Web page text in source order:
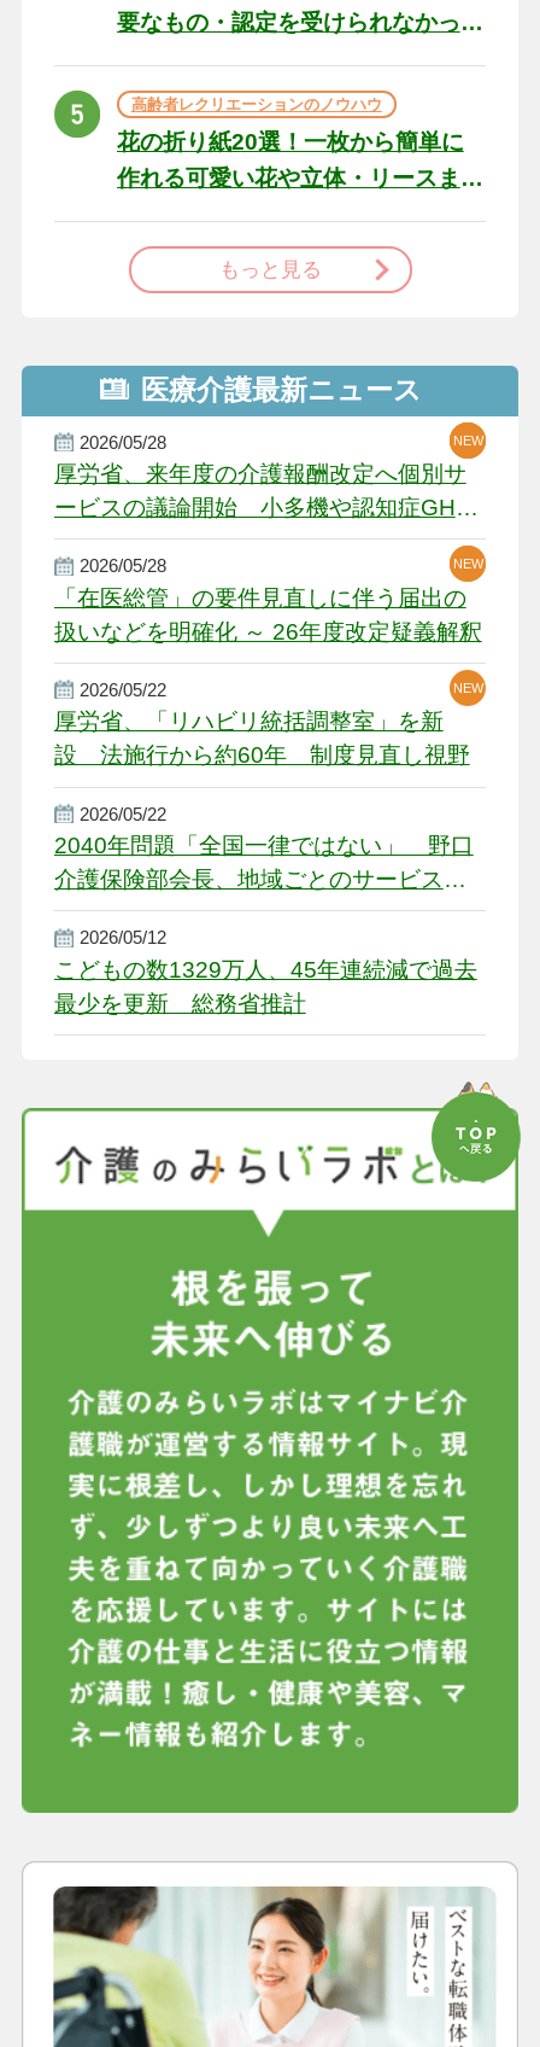
要なもの・認定を受けられなかっ
高齢者レクリエーションのノウハウ
花の折り紙20選！一枚から簡単に
作れる可愛い花や立体・リースま
もっと見る
医療介護最新ニュース
2026/05/28
厚労省、来年度の介護報酬改定へ個別サ
ービスの議論開始 小多機や認知症GH、
厳しい経営環境に危機感
NEW
NEW
NEW
2026/05/28
「在医総管」の要件見直しに伴う届出の
扱いなどを明確化 ～ 26年度改定疑義解釈
NEW
NEW
2026/05/22
厚労省、「リハビリ統括調整室」を新
設 法施行から約60年 制度見直し視野
NEW
2026/05/22
2040年問題「全国一律ではない」 野口
介護保険部会長、地域ごとのサービス基
盤整備を促す
2026/05/12
こどもの数1329万人、45年連続減で過去
最少を更新 総務省推計